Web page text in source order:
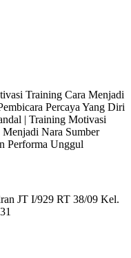
Training Cara Menjadi
Percaya Yang Diri
| Training Motivasi
Nara Sumber
Performa Unggul
JT I/929 RT 38/09 Kel.